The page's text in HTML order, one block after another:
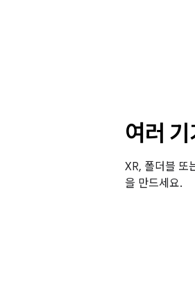
여러
XR, 폴더블 또
을 만드세요.